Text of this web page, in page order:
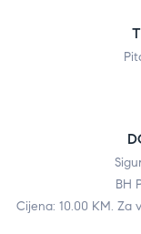
BH
Cijena: 10.00 KM. Za